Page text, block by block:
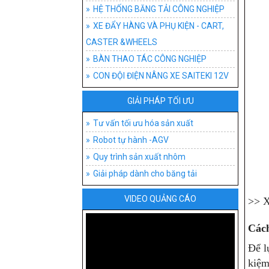
HỆ THỐNG BĂNG
XE ĐẨY HÀNG VÀ
BÀN THAO TÁC
CON ĐỘI ĐIỆN
HỆ THỐNG BĂNG TẢI CÔNG NGHIỆP
XE ĐẨY HÀNG VÀ PHỤ KIỆN - CART,
CASTER &WHEELS
BÀN THAO TÁC CÔNG NGHIỆP
CON ĐỘI ĐIỆN NÂNG XE SAITEKI 12V
GIẢI PHÁP TỐI ƯU
Tư vấn tối ưu hóa sản xuất
Robot tự hành -AGV
Quy trình sản xuất nhôm
Giải pháp dành cho băng tải
VIDEO QUẢNG CÁO >>
Để